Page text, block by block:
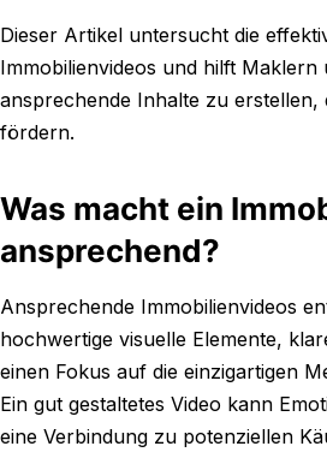
Dieser Artikel untersucht die
Immobilienvideos und hilft
ansprechende Inhalte zu erstellen,
fördern.
Was macht ein
ansprechend?
Ansprechende Immobilienvideos
hochwertige visuelle Elemente,
einen Fokus auf die einzigartigen
Ein gut gestaltetes Video kann
eine Verbindung zu potenziellen